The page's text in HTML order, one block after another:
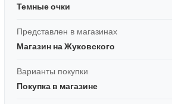
Темные очки
Представлен в магазинах
Магазин на Жуковского
Варианты покупки
Покупка в магазине